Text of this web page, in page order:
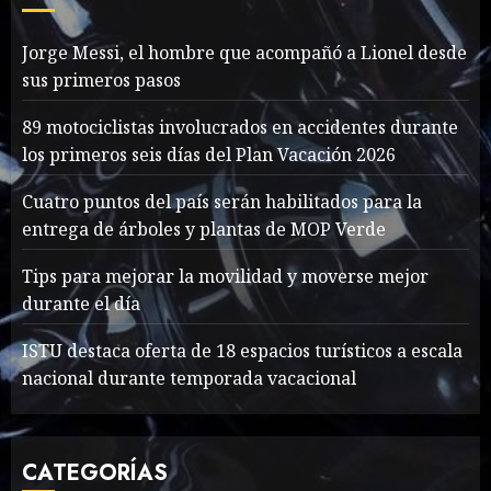
7
1
Jorge Messi, el hombre
que acompañó a Lionel
desde sus primeros pasos
AGOSTO 8, 2026 56
2
Searching for the
forgotten heroes of World
War Two
MAYO 14, 2024 867
Sex Talk? Its About Weight
Jorge Messi, el hombre que acompañó a Lionel desde
sus primeros pasos
89 motociclistas involucrados en accidentes durante
los primeros seis días del Plan Vacación 2026
Cuatro puntos del país serán habilitados para la
entrega de árboles y plantas de MOP Verde
Tips para mejorar la movilidad y moverse mejor
durante el día
ISTU destaca oferta de 18 espacios turísticos a escala
nacional durante temporada vacacional
CATEGORÍAS